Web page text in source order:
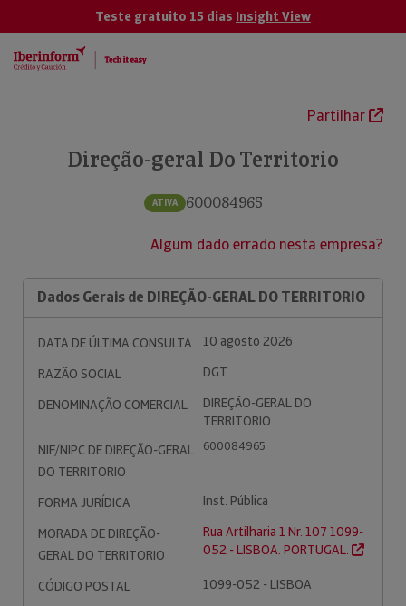
Teste gratuito 15 dias Insight View
Partilhar
Direção-geral Do Territorio
ATIVA 600084965
Algum dado errado nesta empresa?
Dados Gerais de DIREÇÃO-GERAL DO TERRITORIO
DATA DE ÚLTIMA CONSULTA
10 agosto 2026
RAZÃO SOCIAL
DGT
DENOMINAÇÃO COMERCIAL
DIREÇÃO-GERAL DO
TERRITORIO
NIF/NIPC DE DIREÇÃO-GERAL
DO TERRITORIO
600084965
FORMA JURÍDICA
Inst. Pública
MORADA DE DIREÇÃO-
GERAL DO TERRITORIO
Rua Artilharia 1 Nr. 107 1099-
052 - LISBOA. PORTUGAL.
CÓDIGO POSTAL
1099-052 - LISBOA